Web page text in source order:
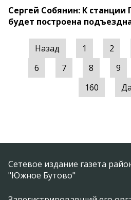
Сергей Собянин: К
будет построена
Назад 1 2
6
7 8 9
160
Сетевое издание газета
"Южное Бутово"